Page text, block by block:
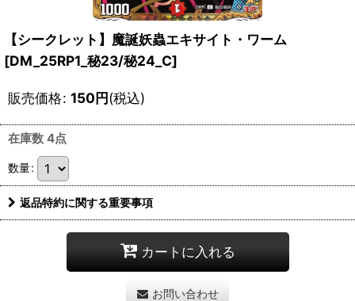
【シークレット】魔誕妖蟲エキサイト・ワーム
[DM_25RP1_秘23/秘24_C]
販売価格: 150円(税込)
在庫数 4点
数量:
返品特約に関する重要事項
カートに入れる
お問い合わせ